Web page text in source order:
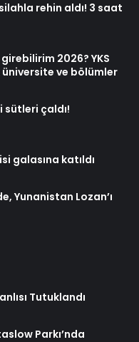
rehin aldı! 3 saat
2026? YKS
ve bölümler
sütleri çaldı!
galasına katıldı
Yunanistan Lozan’ı
Tutuklandı
Parkı’nda